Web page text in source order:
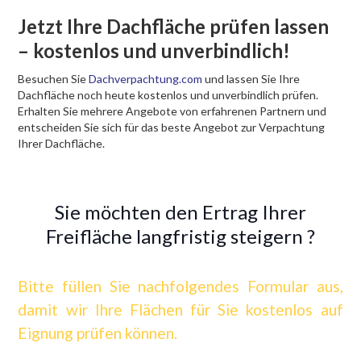
Jetzt Ihre Dachfläche prüfen lassen
– kostenlos und unverbindlich!
Besuchen SieDachverpachtung.com und lassen Sie Ihre
Dachfläche noch heute kostenlos und unverbindlich prüfen.
Erhalten Sie mehrere Angebote von erfahrenen Partnern und
entscheiden Sie sich für das beste Angebot zur Verpachtung
Ihrer Dachfläche.
Sie möchten den Ertrag Ihrer
Freifläche langfristig steigern ?
Bitte füllen Sie nachfolgendes Formular aus,
damit wir Ihre Flächen für Sie kostenlos auf
Eignung prüfen können.